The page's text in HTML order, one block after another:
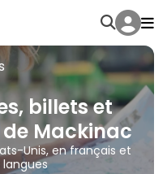
billets et
Mackinac
Unis, en français et